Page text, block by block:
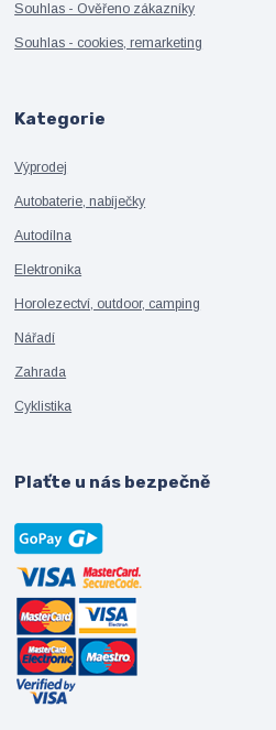
Souhlas - Ověřeno zákazníky
Souhlas - cookies, remarketing
Kategorie
Výprodej
Autobaterie, nabíječky
Autodílna
Elektronika
Horolezectví, outdoor, camping
Nářadí
Zahrada
Cyklistika
Plaťte u nás bezpečně